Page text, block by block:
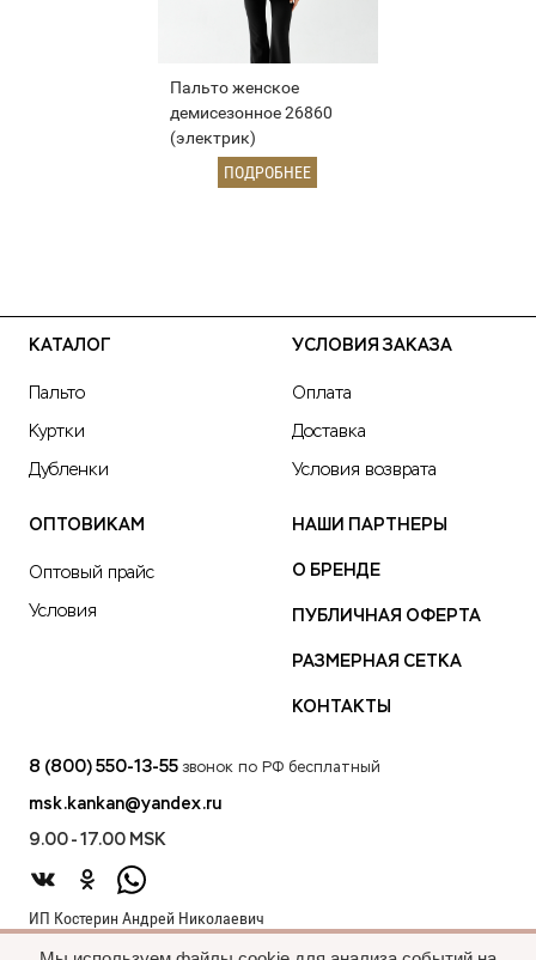
Пальто женское
демисезонное 26860
(электрик)
ПОДРОБНЕЕ
КАТАЛОГ
Пальто
Куртки
Дубленки
УСЛОВИЯ ЗАКАЗА
Оплата
Доставка
Условия возврата
ОПТОВИКАМ
Оптовый прайс
Условия
НАШИ ПАРТНЕРЫ
О БРЕНДЕ
ПУБЛИЧНАЯ ОФЕРТА
РАЗМЕРНАЯ СЕТКА
КОНТАКТЫ
8 (800) 550-13-55 звонок по РФ бесплатный
msk.kankan@yandex.ru
9.00 - 17.00 MSK
ИП Костерин Андрей Николаевич